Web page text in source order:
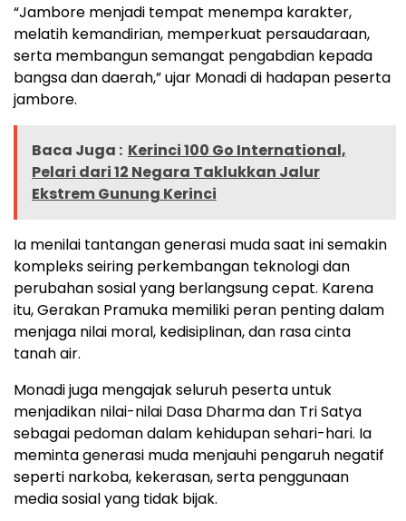
“Jambore menjadi tempat menempa karakter,
melatih kemandirian, memperkuat persaudaraan,
serta membangun semangat pengabdian kepada
bangsa dan daerah,” ujar Monadi di hadapan peserta
jambore.
Baca Juga : Kerinci 100 Go International,
Pelari dari 12 Negara Taklukkan Jalur
Ekstrem Gunung Kerinci
Ia menilai tantangan generasi muda saat ini semakin
kompleks seiring perkembangan teknologi dan
perubahan sosial yang berlangsung cepat. Karena
itu, Gerakan Pramuka memiliki peran penting dalam
menjaga nilai moral, kedisiplinan, dan rasa cinta
tanah air.
Monadi juga mengajak seluruh peserta untuk
menjadikan nilai-nilai Dasa Dharma dan Tri Satya
sebagai pedoman dalam kehidupan sehari-hari. Ia
meminta generasi muda menjauhi pengaruh negatif
seperti narkoba, kekerasan, serta penggunaan
media sosial yang tidak bijak.